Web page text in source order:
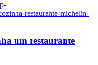
restaurante-michelin-
um restaurante